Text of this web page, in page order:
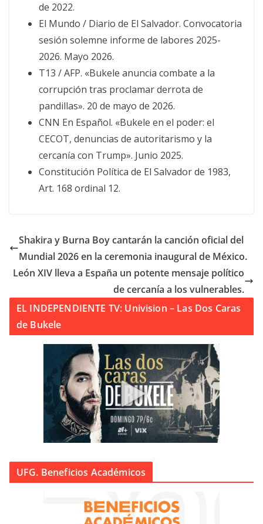
de 2022.
El Mundo / Diario de El Salvador. Convocatoria
sesión solemne informe de labores 2025-
2026. Mayo 2026.
T13 / AFP. «Bukele anuncia combate a la
corrupción tras proclamar derrota de
pandillas». 20 de mayo de 2026.
CNN En Español. «Bukele en el poder: el
CECOT, denuncias de autoritarismo y la
cercanía con Trump». Junio 2025.
Constitución Política de El Salvador de 1983,
Art. 168 ordinal 12.
Shakira y Burna Boy cantarán la canción oficial del
Mundial 2026 en la ceremonia inaugural de México.
León XIV lleva a España un potente mensaje político
de cercanía a los vulnerables.
EL INDEPENDIENTE TV: Univision – Las Dos Caras
de Bukele
UFG. Beneficios Académicos